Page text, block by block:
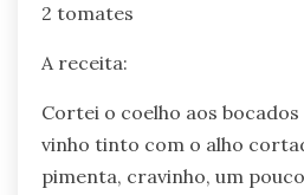
2 tomates
A receita:
Cortei o coelho aos
vinho tinto com o alho
pimenta, cravinho, um